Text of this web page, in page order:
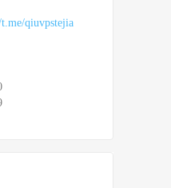
qiuvpstejia